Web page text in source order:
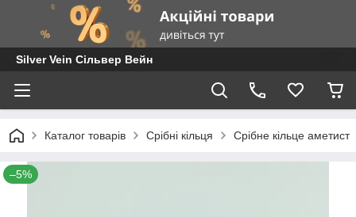
Silver Vein Сільвер Вейн
Каталог товарів Срібні кільця Срібне кільце аметист
–5%